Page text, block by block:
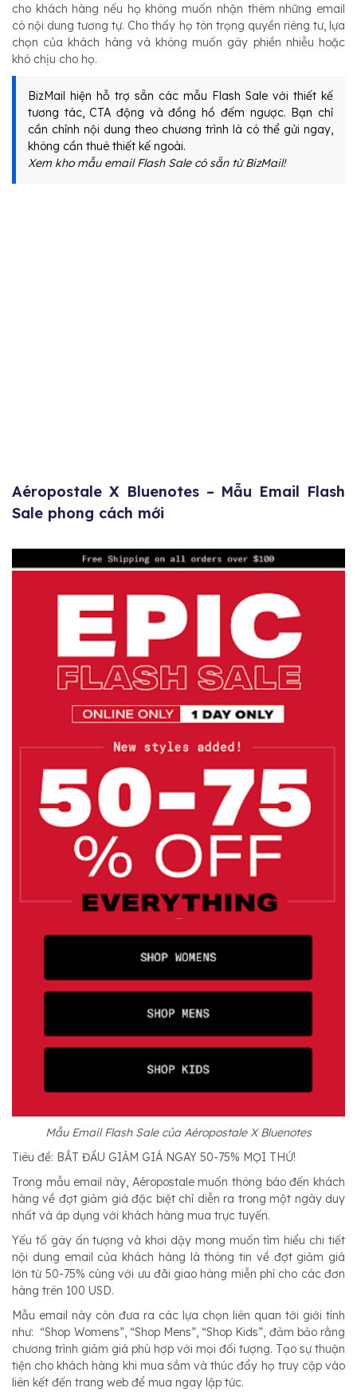
cho khách hàng nếu họ không muốn nhận thêm những email
có nội dung tương tự. Cho thấy họ tôn trọng quyền riêng tư, lựa
chọn của khách hàng và không muốn gây phiền nhiễu hoặc
khó chịu cho họ.
BizMail hiện hỗ trợ sẵn các mẫu Flash Sale với thiết kế
tương tác, CTA động và đồng hồ đếm ngược. Bạn chỉ
cần chỉnh nội dung theo chương trình là có thể gửi ngay,
không cần thuê thiết kế ngoài.
Xem kho mẫu email Flash Sale có sẵn từ BizMail!
Aéropostale X Bluenotes – Mẫu Email Flash
Sale phong cách mới
Mẫu Email Flash Sale của Aéropostale X Bluenotes
Tiêu đề: BẮT ĐẦU GIẢM GIÁ NGAY 50-75% MỌI THỨ!
Trong mẫu email này, Aéropostale muốn thông báo đến khách
hàng về đợt giảm giá đặc biệt chỉ diễn ra trong một ngày duy
nhất và áp dụng với khách hàng mua trực tuyến.
Yếu tố gây ấn tượng và khơi dậy mong muốn tìm hiểu chi tiết
nội dung email của khách hàng là thông tin về đợt giảm giá
lớn từ 50-75% cùng với ưu đãi giao hàng miễn phí cho các đơn
hàng trên 100 USD.
Mẫu email này còn đưa ra các lựa chọn liên quan tới giới tính
như: “Shop Womens”, “Shop Mens”, “Shop Kids”, đảm bảo rằng
chương trình giảm giá phù hợp với mọi đối tượng. Tạo sự thuận
tiện cho khách hàng khi mua sắm và thúc đẩy họ truy cập vào
liên kết đến trang web để mua ngay lập tức.